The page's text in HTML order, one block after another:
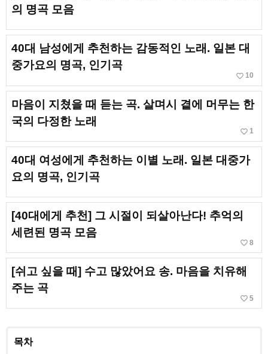
의 명곡 모음
40대 남성에게 추천하는 감동적인 노래. 일본 대
중가요의 명곡, 인기곡
favorite_border 10
마음이 지쳤을 때 듣는 곡. 살며시 곁에 머무는 한
국의 다정한 노래
favorite_border 1
40대 여성에게 추천하는 이별 노래. 일본 대중가
요의 명곡, 인기곡
[40대에게 추천] 그 시절이 되살아난다! 추억의
세련된 명곡 모음
favorite_border 8
[쉬고 싶을 때] 수고 많았어요 송. 마음을 치유해
주는 곡
favorite_border 5
목차